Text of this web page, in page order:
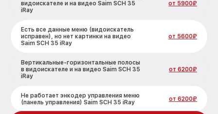
видоискателе и на видео Saim SCH 35
iRay
от 5900₽
Есть все данные меню (видоискатель
исправен), но нет картинки на видео
Saim SCH 35 iRay
от 5600₽
Вертикальные-горизонтальные полосы
в видоискателе и на видео Saim SCH 35
iRay
от 6200₽
Не работает энкодер управления меню
(панель управления) Saim SCH 35 iRay
от 6200₽